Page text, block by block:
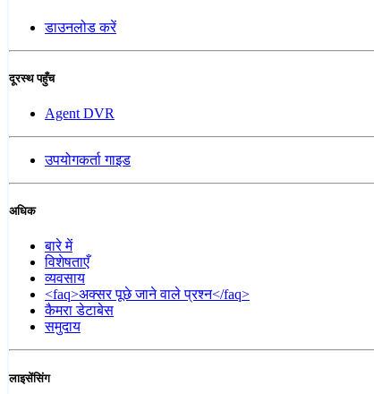
डाउनलोड करें
दूरस्थ पहुँच
Agent DVR
उपयोगकर्ता गाइड
अधिक
बारे में
विशेषताएँ
व्यवसाय
<faq>अक्सर पूछे जाने वाले प्रश्न</faq>
कैमरा डेटाबेस
समुदाय
लाइसेंसिंग